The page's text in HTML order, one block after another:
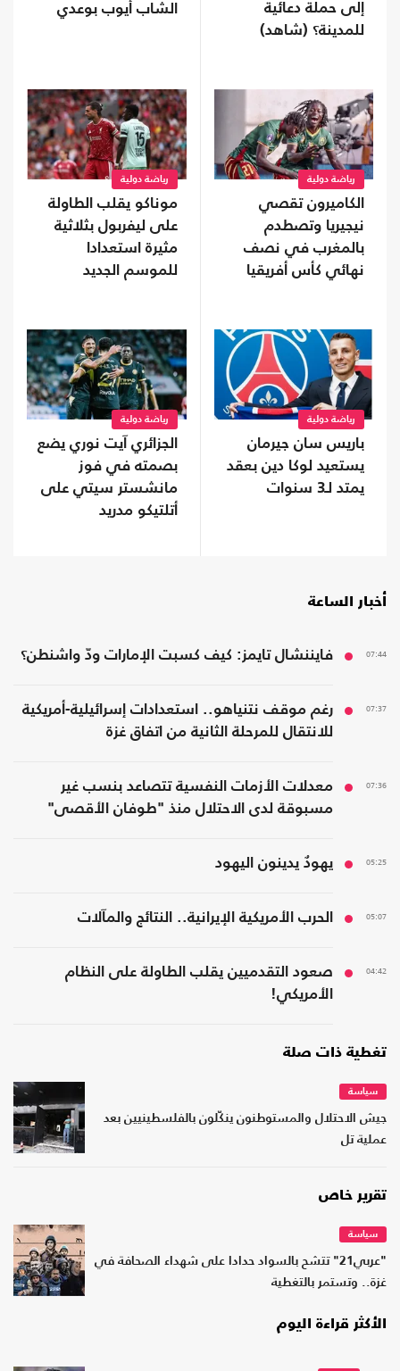
إلى حملة دعائية
للمدينة؟ (شاهد)
الشاب أيوب بوعدي
رياضة دولية
الكاميرون تقصي
نيجيريا وتصطدم
بالمغرب في نصف
نهائي كأس أفريقيا
رياضة دولية
موناكو يقلب الطاولة
على ليفربول بثلاثية
مثيرة استعدادا
للموسم الجديد
رياضة دولية
باريس سان جيرمان
يستعيد لوكا دين بعقد
يمتد لـ3 سنوات
رياضة دولية
الجزائري آيت نوري يضع
بصمته في فوز
مانشستر سيتي على
أتلتيكو مدريد
أخبار الساعة
07:44 فايننشال تايمز: كيف كسبت الإمارات ودّ واشنطن؟
07:37
رغم موقف نتنياهو.. استعدادات إسرائيلية-أمريكية
للانتقال للمرحلة الثانية من اتفاق غزة
07:36
معدلات الأزمات النفسية تتصاعد بنسب غير
مسبوقة لدى الاحتلال منذ "طوفان الأقصى"
05:25 يهودٌ يدينون اليهود
05:07 الحرب الأمريكية الإيرانية.. النتائج والمآلات
04:42
صعود التقدميين يقلب الطاولة على النظام
الأمريكي!
تغطية ذات صلة
سياسة
جيش الاحتلال والمستوطنون ينكّلون بالفلسطينيين بعد
عملية تل
تقرير خاص
سياسة
"عربي21" تتشح بالسواد حدادا على شهداء الصحافة في
غزة.. وتستمر بالتغطية
الأكثر قراءة اليوم